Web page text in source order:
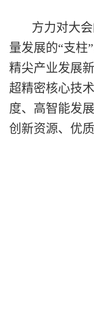
方力对大
量发展的“支柱
精尖产业发展
超精密核心技
度、高智能发
创新资源、优